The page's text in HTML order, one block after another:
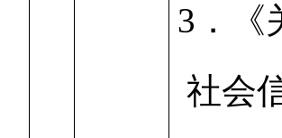
3．《
社会